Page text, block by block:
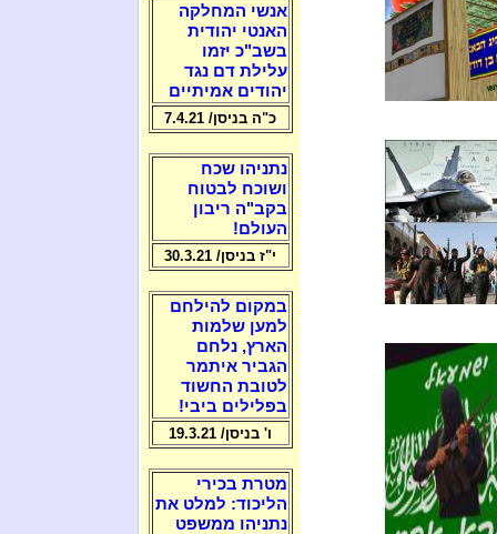
אנשי המחלקה
האנטי יהודית
בשב"כ יזמו
עלילת דם נגד
יהודים אמיתיים
כ"ה בניסן/ 7.4.21
נתניהו שכח
ושוכח לבטוח
בקב"ה ריבון
העולם!
י"ז בניסן/ 30.3.21
במקום להילחם
למען שלמות
הארץ, נלחם
הגביר איתמר
לטובת החשוד
בפלילים ביבי!
ו' בניסן/ 19.3.21
מטרת בכירי
הליכוד: למלט את
נתניהו ממשפט